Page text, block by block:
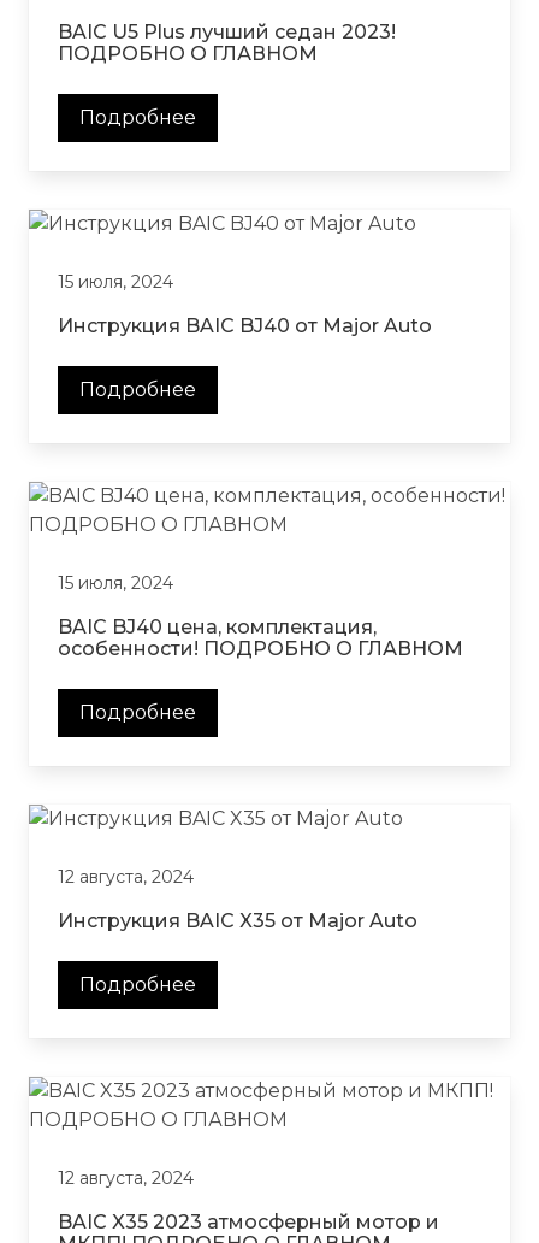
BAIC U5 Plus лучший седан 2023!
ПОДРОБНО О ГЛАВНОМ
Подробнее
15 июля, 2024
Инструкция BAIC BJ40 от Major Auto
Подробнее
15 июля, 2024
BAIC BJ40 цена, комплектация,
особенности! ПОДРОБНО О ГЛАВНОМ
Подробнее
12 августа, 2024
Инструкция BAIC X35 от Major Auto
Подробнее
12 августа, 2024
BAIC X35 2023 атмосферный мотор и